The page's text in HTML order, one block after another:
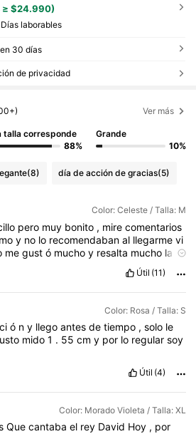
≥ $24.990)
laborables
30 días
de privacidad
Ver más
talla corresponde
88%
Grande
10%
(8) día de acción de gracias(5)
Color: Celeste / Talla: M
pero muy bonito , mire comentarios
y no lo recomendabanal llegarmevi
megustó muchoy resalta mucho la
Útil (11)
Color: Rosa / Talla: S
ó n y llego antes de tiempo , solo le
mido1 . 55cmy por lo regularsoy
Útil (4)
Color: Morado Violeta / Talla: XL
Quecantabael rey David Hoy , por